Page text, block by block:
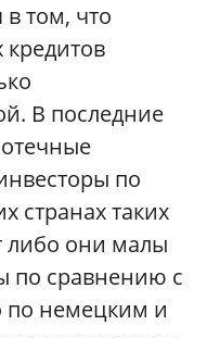
том, что
В последние
по
странах таких
либо они малы
по сравнению с
немецким и